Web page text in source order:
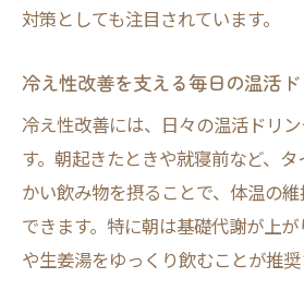
対策としても注目されています。
冷え性改善を支える毎日の温活
冷え性改善には、日々の温活ドリ
す。朝起きたときや就寝前など、
かい飲み物を摂ることで、体温の
できます。特に朝は基礎代謝が上
や生姜湯をゆっくり飲むことが推奨